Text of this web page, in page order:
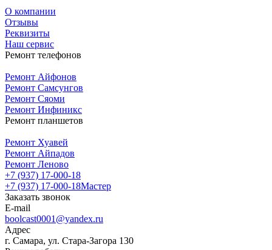
О компании
Отзывы
Реквизиты
Наш сервис
Ремонт телефонов
Ремонт Айфонов
Ремонт Самсунгов
Ремонт Сяоми
Ремонт Инфиникс
Ремонт планшетов
Ремонт Хуавей
Ремонт Айпадов
Ремонт Леново
+7 (937) 17-000-18
+7 (937) 17-000-18Мастер
Заказать звонок
E-mail
boolcast0001@yandex.ru
Адрес
г. Самара, ул. Стара-Загора 130